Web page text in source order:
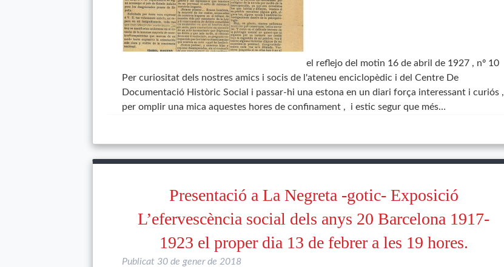
el reflejo del motin 16 de abril de 1927 , nº 10
Per curiositat dels nostres amics i socis de l'ateneu enciclopèdic i del Centre De
Documentació Històric Social i passar-hi una estona en un diari força interessant i curiós ,
per omplir una mica aquestes hores de confinament , i estic segur que més…
Presentació a La Negreta -gotic- Exposició
L’efervescència social dels anys 20 Barcelona 1917-
1923 el proper dia 13 de febrer a les 19 hores.
Publicat 30 de gener de 2018